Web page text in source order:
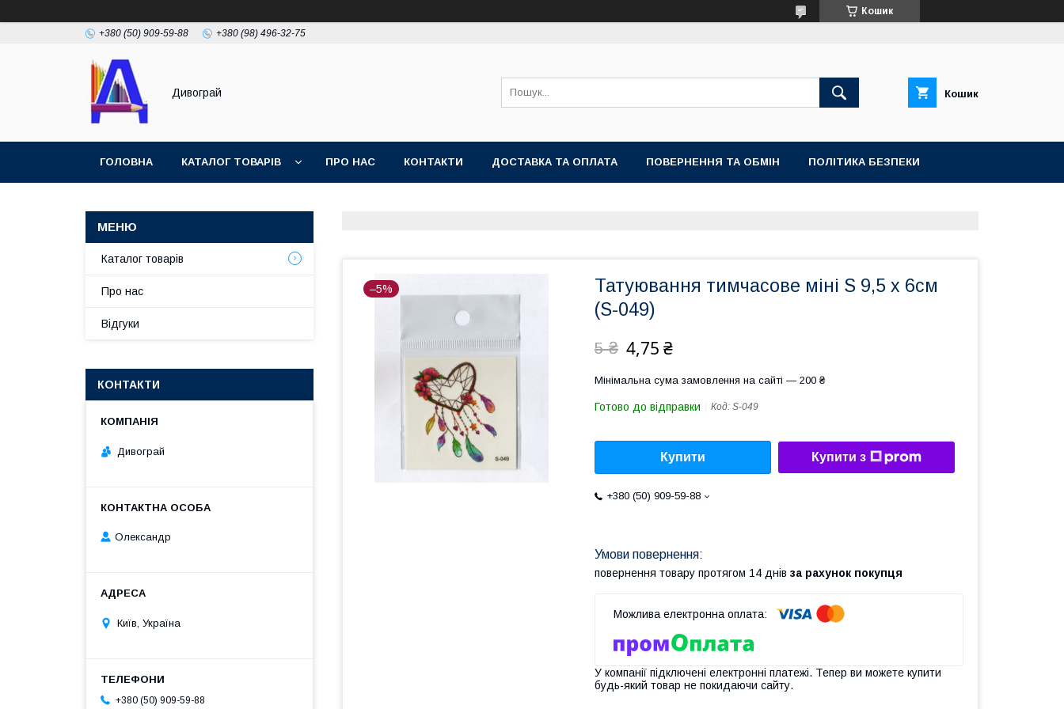
Кошик
+380 (50) 909-59-88 +380 (98) 496-32-75
Дивограй Кошик
ГОЛОВНА КАТАЛОГ ТОВАРІВ ПРО НАС КОНТАКТИ ДОСТАВКА ТА ОПЛАТА ПОВЕРНЕННЯ ТА ОБМІН ПОЛІТИКА БЕЗПЕКИ
–5%
Татуювання тимчасове міні S 9,5 х 6см
(S-049)
5 ₴ 4,75 ₴
Мінімальна сума замовлення на сайті — 200 ₴
Готово до відправки Код: S-049
Купити Купити з
+380 (50) 909-59-88
повернення товару протягом 14 днів за рахунок покупця
У компанії підключені електронні платежі. Тепер ви можете купити
будь-який товар не покидаючи сайту.
Каталог товарів
Про нас
Відгуки
КОНТАКТИ
Дивограй
Олександр
Київ, Україна
+380 (50) 909-59-88